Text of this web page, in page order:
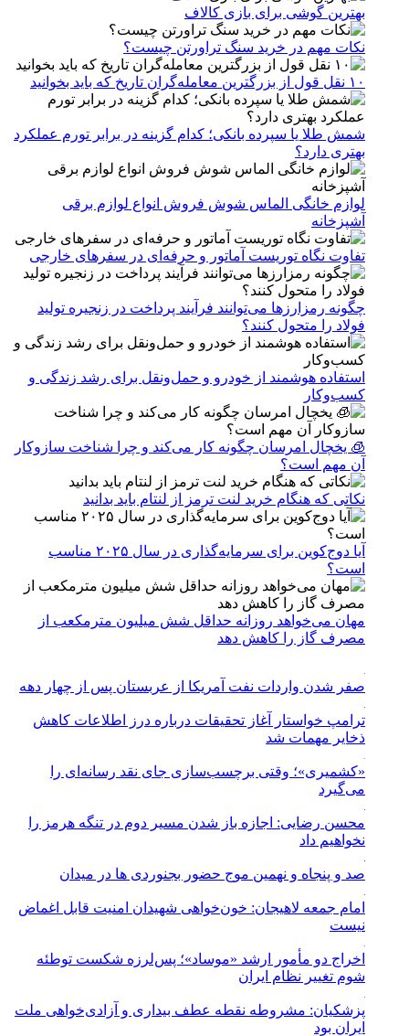
بهترین گوشی برای بازی کالاف
نکات مهم در خرید سنگ تراورتن چیست؟
۱۰ نقل قول از بزرگترین معامله‌گران تاریخ که باید بخوانید
شمش طلا یا سپرده بانکی؛ کدام گزینه در برابر تورم عملکرد
بهتری دارد؟
لوازم خانگی الماس شوش فروش انواع لوازم برقی
آشپزخانه
تفاوت نگاه توریست آماتور و حرفه‌ای در سفرهای خارجی
چگونه رمزارزها می‌توانند فرآیند پرداخت در زنجیره تولید
فولاد را متحول کنند؟
استفاده هوشمند از خودرو و حمل‌ونقل برای رشد زندگی و
کسب‌وکار
🧊 یخچال امرسان چگونه کار می‌کند و چرا شناخت سازوکار
آن مهم است؟
نکاتی که هنگام خرید لنت ترمز از لنتام باید بدانید
آیا دوج‌کوین برای سرمایه‌گذاری در سال ۲۰۲۵ مناسب
است؟
مهان می‌خواهد روزانه حداقل شش میلیون مترمکعب از
مصرف گاز را کاهش دهد
صفر شدن واردات نفت آمریکا از عربستان پس از چهار دهه
ترامپ خواستار آغاز تحقیقات درباره درز اطلاعات کاهش
ذخایر مهمات شد
«کشمیری»؛ وقتی برچسب‌سازی جای نقد رسانه‌ای را
می‌گیرد
محسن رضایی: اجازه باز شدن مسیر دوم در تنگه هرمز را
نخواهیم داد
صد و پنجاه و نهمین موج حضور بجنوردی ها در میدان
امام جمعه لاهیجان: خون‌خواهی شهیدان امنیت قابل اغماض
نیست
اخراج دو مأمور ارشد «موساد»؛ پس‌لرزه شکست توطئه
شوم تغییر نظام ایران
پزشکیان: مشروطه نقطه عطف بیداری و آزادی‌خواهی ملت
ایران بود